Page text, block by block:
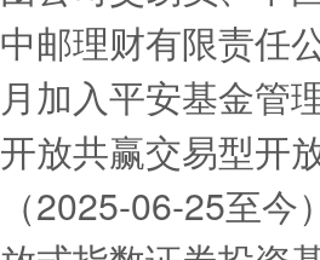
中邮理财有限责任
月加入平安基金管
开放共赢交易型开
（2025-06-25至